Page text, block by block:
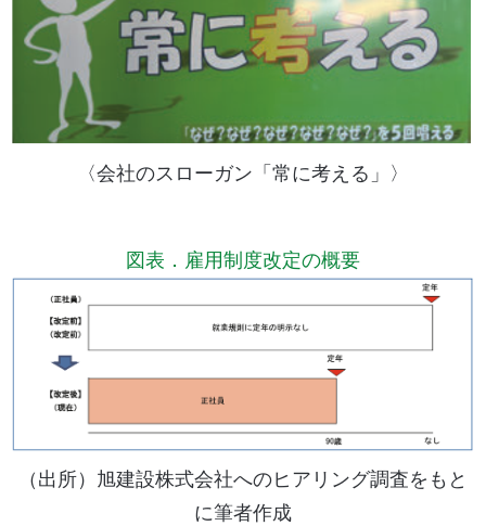
〈会社のスローガン「常に考える」〉
図表．雇用制度改定の概要
（出所）旭建設株式会社へのヒアリング調査をもと
に筆者作成